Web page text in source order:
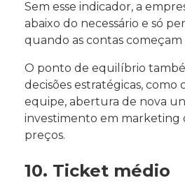
Sem esse indicador, a
abaixo do necessário e só
quando as contas
O ponto de equilíbrio
decisões estratégicas, como
equipe, abertura de nova
investimento em marketing
preços.
10. Ticket médio